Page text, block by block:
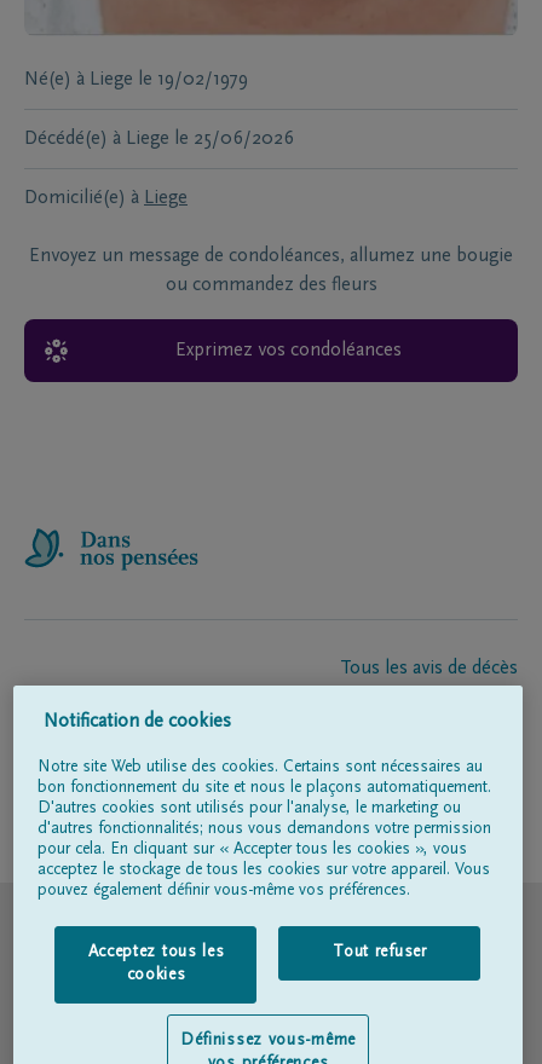
Né(e) à Liege le 19/02/1979
Décédé(e) à Liege le 25/06/2026
Domicilié(e) à Liege
Envoyez un message de condoléances, allumez une bougie
ou commandez des fleurs
Exprimez vos condoléances
Tous les avis de décès
Entrepreneur de pompes funèbres
Suivez-nous sur
Conditions d'utilisation
Déclaration relative à la vie privée
Notification de cookies
Notre site Web utilise des cookies. Certains sont nécessaires au
bon fonctionnement du site et nous le plaçons automatiquement.
D'autres cookies sont utilisés pour l'analyse, le marketing ou
d'autres fonctionnalités; nous vous demandons votre permission
pour cela. En cliquant sur « Accepter tous les cookies », vous
acceptez le stockage de tous les cookies sur votre appareil. Vous
pouvez également définir vous-même vos préférences.
Acceptez tous les
cookies
Tout refuser
Définissez vous-même